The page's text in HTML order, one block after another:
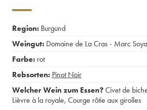
Region: Burgund
Weingut: Domaine de La Cras - Marc
Farbe: rot
Rebsorten: Pinot Noir
Welcher Wein zum Essen?Civet de
Lièvre à la royale, Courge rôtie aux girolles